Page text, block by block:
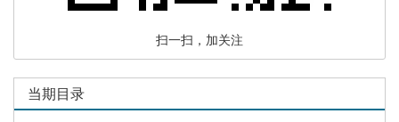
扫一扫，加关注